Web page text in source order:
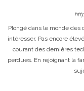
Plongé dans le monde
intéresser. Pas encore
courant des dernières
perdues. En rejoignant la